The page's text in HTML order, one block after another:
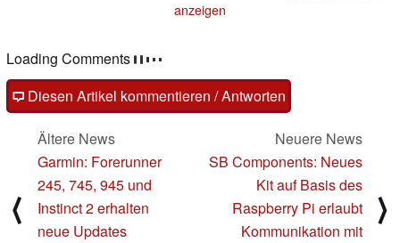
anzeigen
Loading Comments
Diesen Artikel kommentieren / Antworten
⟨
Ältere News
Garmin: Forerunner
245, 745, 945 und
Instinct 2 erhalten
neue Updates
Neuere News
SB Components: Neues
Kit auf Basis des
Raspberry Pi erlaubt
Kommunikation mit
⟩